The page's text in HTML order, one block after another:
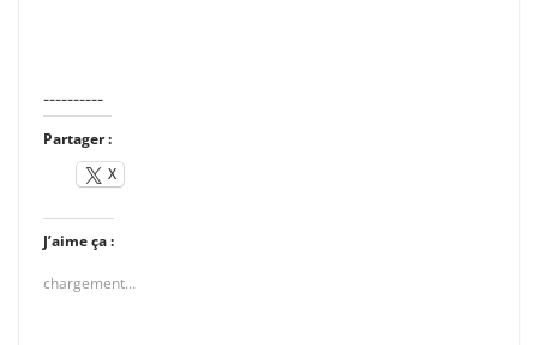
----------
Partager :
X
J’aime ça :
chargement…